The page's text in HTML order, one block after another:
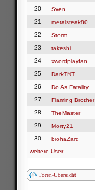
20
Sven
21
metalsteak80
22
Storm
23
takeshi
24
xwordplayfan
25
DarkTNT
26
Do As Fatality
27
Flaming Brother
28
TheMaster
29
Morty21
30
biohaZard
weitere User
Foren-Übersicht